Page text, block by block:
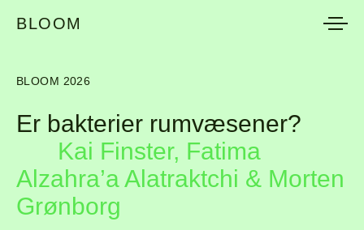
BLOOM
BLOOM 2026
Er bakterier rumvæsener?
Kai Finster, Fatima
Alzahra’a Alatraktchi & Morten
Grønborg